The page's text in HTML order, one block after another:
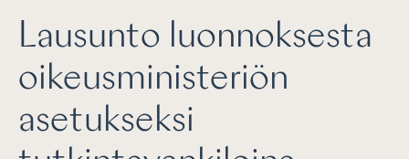
Lausunto luonnoksesta
oikeusministeriön
asetukseksi